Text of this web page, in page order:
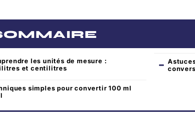
les unités de mesure :
et centilitres
simples pour convertir 100 ml